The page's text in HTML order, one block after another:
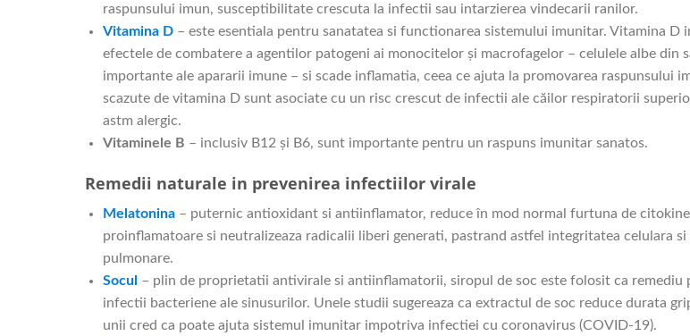
raspunsului imun, susceptibilitate crescuta la infectii sau intarzierea vindecarii ranilor.
Vitamina D – este esentiala pentru sanatatea si functionarea sistemului imunitar. Vitamina D
efectele de combatere a agentilor patogeni ai monocitelor și macrofagelor – celulele albe din
importante ale apararii imune – si scade inflamatia, ceea ce ajuta la promovarea raspunsului
scazute de vitamina D sunt asociate cu un risc crescut de infectii ale căilor respiratorii
astm alergic.
Vitaminele B – inclusiv B12 și B6, sunt importante pentru un raspuns imunitar sanatos.
Remedii naturale in prevenirea infectiilor virale
Melatonina – puternic antioxidant si antiinflamator, reduce în mod normal furtuna de
proinflamatoare si neutralizeaza radicalii liberi generati, pastrand astfel integritatea celulara
pulmonare.
Socul – plin de proprietatii antivirale si antiinflamatorii, siropul de soc este folosit ca remediu
infectii bacteriene ale sinusurilor. Unele studii sugereaza ca extractul de soc reduce durata
unii cred ca poate ajuta sistemul imunitar impotriva infectiei cu coronavirus (COVID-19).